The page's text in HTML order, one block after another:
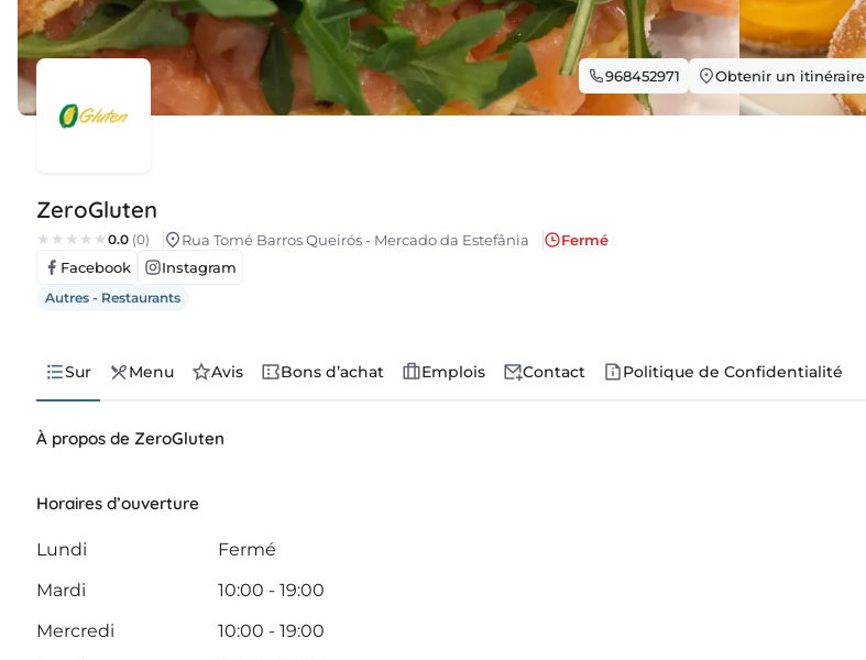
968452971 Obtenir un itinéraire
ZeroGluten
0.0 (0) Rua Tomé Barros Queirós - Mercado da Estefânia
Fermé
Facebook
Instagram
Autres - Restaurants
Sur Menu Avis Bons d’achat Emplois Contact Politique de Confidentialité
À propos de ZeroGluten
Horaires d’ouverture
Lundi
Fermé
Mardi
10:00 - 19:00
Mercredi
10:00 - 19:00